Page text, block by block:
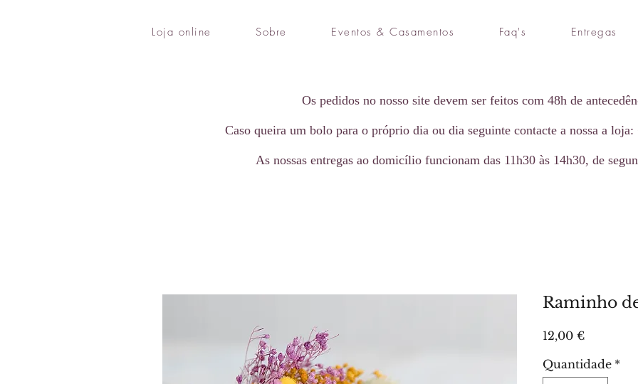
Loja online Sobre Eventos & Casamentos Faq's Entregas
Os pedidos no nosso site devem ser feitos com 48h de
Caso queira um bolo para o próprio dia ou dia seguinte contacte a nossa a
As nossas entregas ao domicílio funcionam das 11h30 às 14h30, de
Raminho
12,00 €Preço
Quantidade *